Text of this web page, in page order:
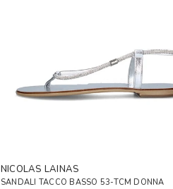
NICOLAS LAINAS
SANDALI TACCO BASSO 53-TCM DONNA